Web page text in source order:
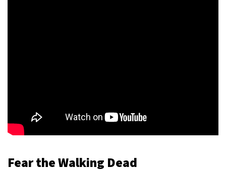
Fear the Walking Dead